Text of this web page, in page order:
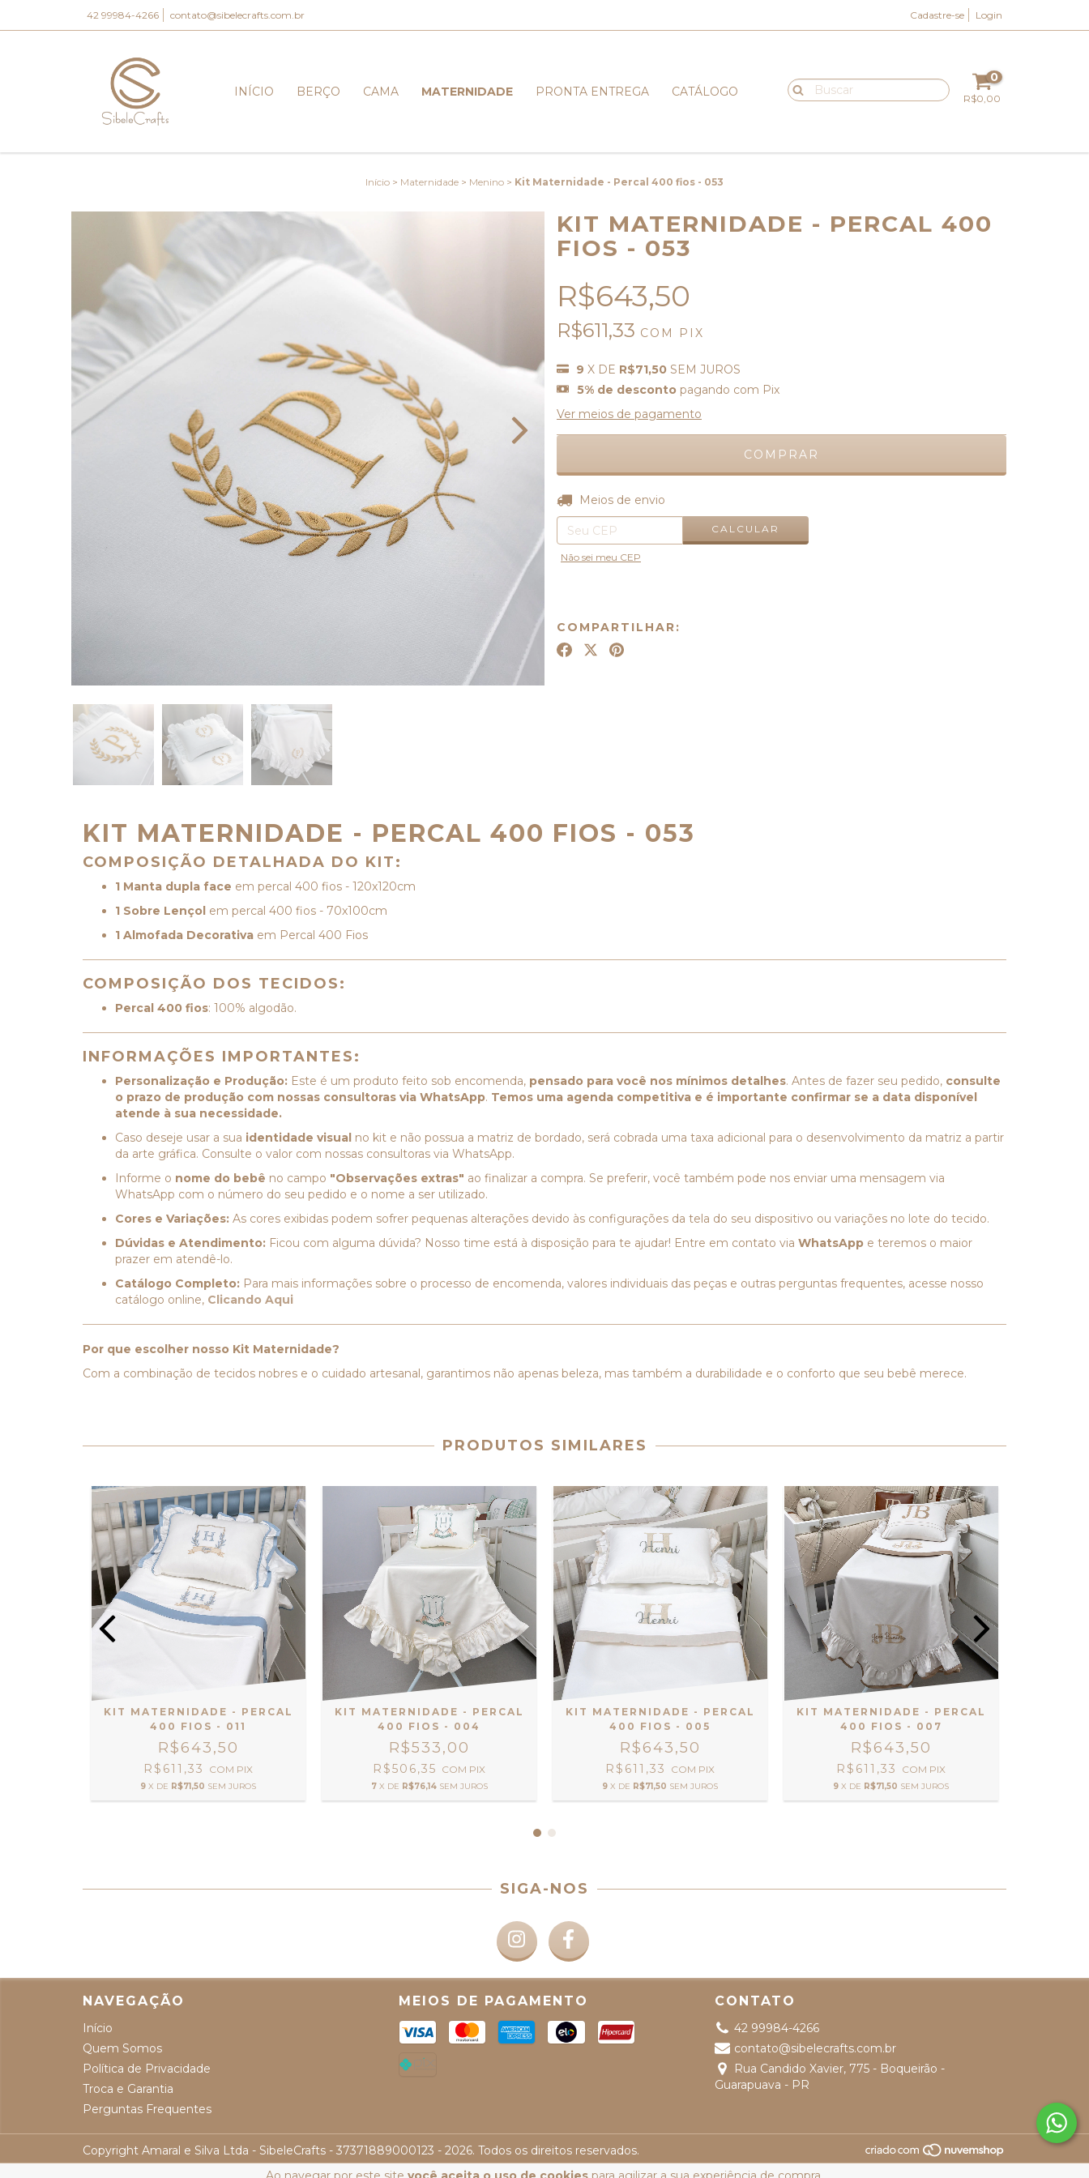
42 99984-4266 contato@sibelecrafts.com.br Cadastre-se Login
INÍCIO BERÇO CAMA MATERNIDADE PRONTA ENTREGA CATÁLOGO
0
R$0,00
Início > Maternidade > Menino > Kit Maternidade - Percal 400 fios - 053
KIT MATERNIDADE - PERCAL 400
FIOS - 053
R$643,50
R$611,33 COM PIX
9 X DE R$71,50 SEM JUROS
5% de desconto pagando com Pix
Ver meios de pagamento
Entregas para o CEP:
Meios de envio
CALCULAR
Não sei meu CEP
COMPARTILHAR:
KIT MATERNIDADE - PERCAL 400 FIOS - 053
COMPOSIÇÃO DETALHADA DO KIT:
1 Manta dupla face em percal 400 fios - 120x120cm
1 Sobre Lençol em percal 400 fios - 70x100cm
1 Almofada Decorativa em Percal 400 Fios
COMPOSIÇÃO DOS TECIDOS:
Percal 400 fios: 100% algodão.
INFORMAÇÕES IMPORTANTES:
Personalização e Produção: Este é um produto feito sob encomenda, pensado para você nos mínimos detalhes. Antes de fazer seu pedido, consulte
o prazo de produção com nossas consultoras via WhatsApp. Temos uma agenda competitiva e é importante confirmar se a data disponível
atende à sua necessidade.
Caso deseje usar a sua identidade visual no kit e não possua a matriz de bordado, será cobrada uma taxa adicional para o desenvolvimento da matriz a partir
da arte gráfica. Consulte o valor com nossas consultoras via WhatsApp.
Informe o nome do bebê no campo "Observações extras" ao finalizar a compra. Se preferir, você também pode nos enviar uma mensagem via
WhatsApp com o número do seu pedido e o nome a ser utilizado.
Cores e Variações: As cores exibidas podem sofrer pequenas alterações devido às configurações da tela do seu dispositivo ou variações no lote do tecido.
Dúvidas e Atendimento: Ficou com alguma dúvida? Nosso time está à disposição para te ajudar! Entre em contato via WhatsApp e teremos o maior
prazer em atendê-lo.
Catálogo Completo: Para mais informações sobre o processo de encomenda, valores individuais das peças e outras perguntas frequentes, acesse nosso
catálogo online, Clicando Aqui
Por que escolher nosso Kit Maternidade?
Com a combinação de tecidos nobres e o cuidado artesanal, garantimos não apenas beleza, mas também a durabilidade e o conforto que seu bebê merece.
PRODUTOS SIMILARES
KIT MATERNIDADE - PERCAL
400 FIOS - 011
R$643,50
R$611,33 COM PIX
9 X DE R$71,50 SEM JUROS
KIT MATERNIDADE - PERCAL
400 FIOS - 004
R$533,00
R$506,35 COM PIX
7 X DE R$76,14 SEM JUROS
KIT MATERNIDADE - PERCAL
400 FIOS - 005
R$643,50
R$611,33 COM PIX
9 X DE R$71,50 SEM JUROS
KIT MATERNIDADE - PERCAL
400 FIOS - 007
R$643,50
R$611,33 COM PIX
9 X DE R$71,50 SEM JUROS
SIGA-NOS
NAVEGAÇÃO
Início
Quem Somos
Política de Privacidade
Troca e Garantia
Perguntas Frequentes
MEIOS DE PAGAMENTO CONTATO
42 99984-4266
contato@sibelecrafts.com.br
Rua Candido Xavier, 775 - Boqueirão -
Guarapuava - PR
Copyright Amaral e Silva Ltda - SibeleCrafts - 37371889000123 - 2026. Todos os direitos reservados.